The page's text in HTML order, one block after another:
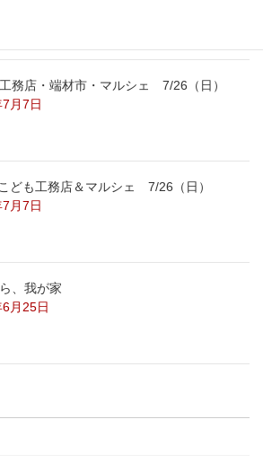
務店・端材市・マルシェ 7/26（日）
月7日
ども工務店＆マルシェ 7/26（日）
月7日
、我が家
月25日